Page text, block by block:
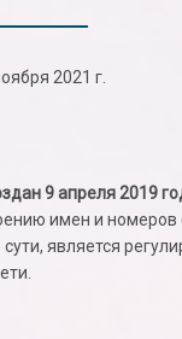
2021 г.
9 апреля 2019
имен и номеров
является